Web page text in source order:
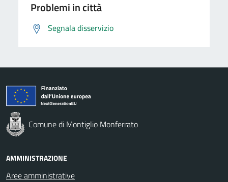
Problemi in città
Segnala disservizio
Comune di Montiglio Monferrato
AMMINISTRAZIONE
Aree amministrative